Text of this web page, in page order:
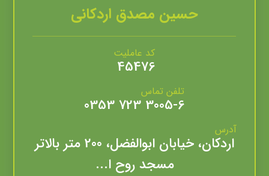
حسین مصدق اردکانی
کد عاملیت
45476
تلفن تماس
3005-6 723 0353
آدرس
اردکان، خیابان ابوالفضل، 200 متر بالاتر
مسجد روح ا...